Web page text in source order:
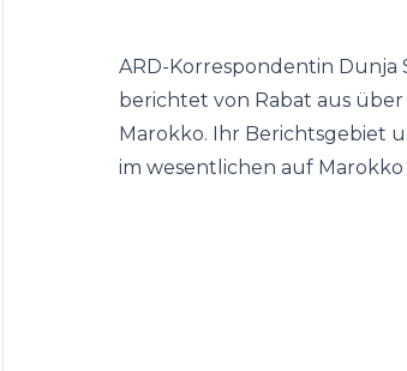
ARD-Korrespondentin
berichtet von Rabat aus
Marokko. Ihr Berichtsgebiet
im wesentlichen auf